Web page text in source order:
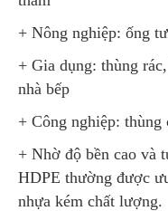
+ Nông nghiệp: ống
+ Gia dụng: thùng
nhà bếp
+ Công nghiệp: thùng
+ Nhờ độ bền cao và
HDPE thường được
nhựa kém chất lượng.